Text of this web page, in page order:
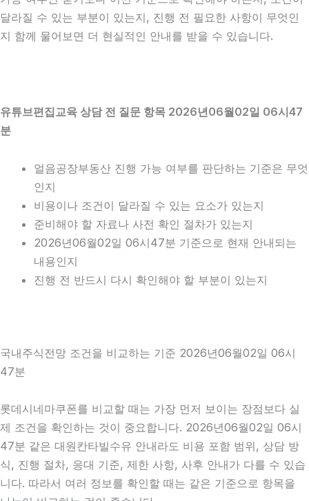
달라질 수 있는 부분이 있는지, 진행 전 필요한 사항이 무엇인
지 함께 물어보면 더 현실적인 안내를 받을 수 있습니다.
유튜브편집교육 상담 전 질문 항목 2026년06월02일 06시47
분
얼음공장부동산 진행 가능 여부를 판단하는 기준은 무엇
인지
비용이나 조건이 달라질 수 있는 요소가 있는지
준비해야 할 자료나 사전 확인 절차가 있는지
2026년06월02일 06시47분 기준으로 현재 안내되는
내용인지
진행 전 반드시 다시 확인해야 할 부분이 있는지
국내주식전망 조건을 비교하는 기준 2026년06월02일 06시
47분
롯데시네마쿠폰를 비교할 때는 가장 먼저 보이는 장점보다 실
제 조건을 확인하는 것이 중요합니다. 2026년06월02일 06시
47분 같은 대원칸타빌수유 안내라도 비용 포함 범위, 상담 방
식, 진행 절차, 응대 기준, 제한 사항, 사후 안내가 다를 수 있습
니다. 따라서 여러 정보를 확인할 때는 같은 기준으로 항목을